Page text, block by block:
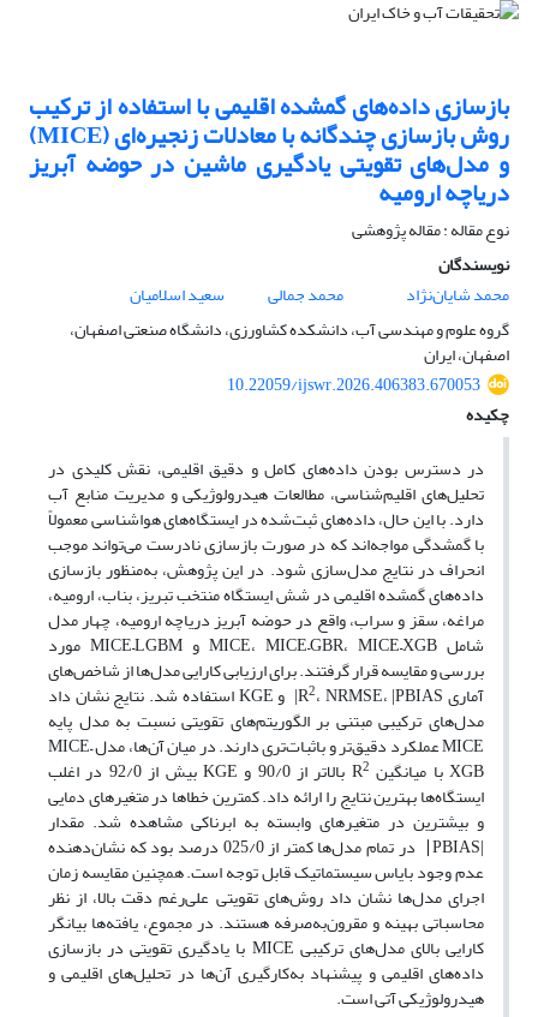
بازسازی داده‌های گمشده اقلیمی با استفاده از ترکیب
روش بازسازی چندگانه با معادلات زنجیره‌ای (MICE)
و مدل‌های تقویتی یادگیری ماشین در حوضه آبریز
دریاچه ارومیه
نوع مقاله : مقاله پژوهشی
نویسندگان
محمد شایان‌نژاد
محمد جمالی
سعید اسلامیان
گروه علوم و مهندسی آب، دانشکده کشاورزی، دانشگاه صنعتی اصفهان،
اصفهان، ایران
10.22059/ijswr.2026.406383.670053
چکیده
در دسترس بودن داده‌های کامل و دقیق اقلیمی، نقش کلیدی در
تحلیل‌های اقلیم‌شناسی، مطالعات هیدرولوژیکی و مدیریت منابع آب
دارد. با این حال، داده‌های ثبت‌شده در ایستگاه‌های هواشناسی معمولاً
با گمشدگی مواجه‌اند که در صورت بازسازی نادرست می‌تواند موجب
انحراف در نتایج مدل‌سازی شود. در این پژوهش، به‌منظور بازسازی
داده‌های گمشده اقلیمی در شش ایستگاه منتخب تبریز، بناب، ارومیه،
مراغه، سقز و سراب، واقع در حوضه آبریز دریاچه ارومیه، چهار مدل
شامل MICE، MICE–GBR، MICE–XGB و MICE–LGBM مورد
بررسی و مقایسه قرار گرفتند. برای ارزیابی کارایی مدل‌ها از شاخص‌های
آماری R 2 ، NRMSE، |PBIAS| و KGE استفاده شد. نتایج نشان داد
مدل‌های ترکیبی مبتنی بر الگوریتم‌های تقویتی نسبت به مدل پایه
MICE عملکرد دقیق‌تر و باثبات‌تری دارند. در میان آن‌ها، مدل MICE–
XGB با میانگین R 2 بالاتر از 90/0 و KGE بیش از 92/0 در اغلب
ایستگاه‌ها بهترین نتایج را ارائه داد. کمترین خطاها در متغیرهای دمایی
و بیشترین در متغیرهای وابسته به ابرناکی مشاهده شد. مقدار
|PBIAS∣ در تمام مدل‌ها کمتر از 025/0 درصد بود که نشان‌دهنده
عدم وجود بایاس سیستماتیک قابل توجه است. همچنین مقایسه زمان
اجرای مدل‌ها نشان داد روش‌های تقویتی علی‌رغم دقت بالا، از نظر
محاسباتی بهینه و مقرون‌به‌صرفه هستند. در مجموع، یافته‌ها بیانگر
کارایی بالای مدل‌های ترکیبی MICE با یادگیری تقویتی در بازسازی
داده‌های اقلیمی و پیشنهاد به‌کارگیری آن‌ها در تحلیل‌های اقلیمی و
هیدرولوژیکی آتی است.